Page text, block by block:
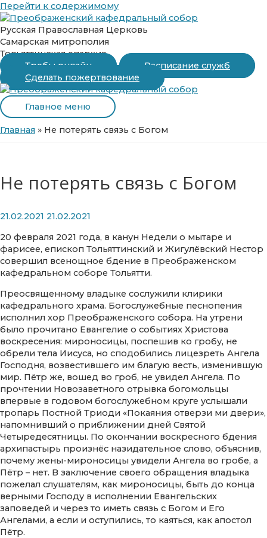
Перейти к содержимому
Русская Православная Церковь
Самарская митрополия
Тольяттинская епархия
Требы онлайн
Расписание служб
Сделать пожертвование
Главное меню
Главная » Не потерять связь с Богом
Не потерять связь с Богом
21.02.2021 21.02.2021
20 февраля 2021 года, в канун Недели о мытаре и
фарисее, епископ Тольяттинский и Жигулёвский Нестор
совершил всенощное бдение в Преображенском
кафедральном соборе Тольятти.
Преосвященному владыке сослужили клирики
кафедрального храма. Богослужебные песнопения
исполнил хор Преображенского собора. На утрени
было прочитано Евангелие о событиях Христова
воскресения: мироносицы, поспешив ко гробу, не
обрели тела Иисуса, но сподобились лицезреть Ангела
Господня, возвестившего им благую весть, изменившую
мир. Пётр же, вошед во гроб, не увидел Ангела. По
прочтении Новозаветного отрывка богомольцы
впервые в годовом богослужебном круге услышали
тропарь Постной Триоди «Покаяния отверзи ми двери»,
напомнивший о приближении дней Святой
Четыредесятницы. По окончании воскресного бдения
архипастырь произнёс назидательное слово, объяснив,
почему жены-мироносицы увидели Ангела во гробе, а
Пётр – нет. В заключение своего обращения владыка
пожелал слушателям, как мироносицы, быть до конца
верными Господу в исполнении Евангельских
заповедей и через то иметь связь с Богом и Его
Ангелами, а если и оступились, то каяться, как апостол
Пётр.